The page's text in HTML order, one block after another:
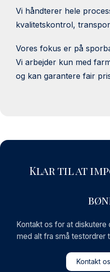
Vi håndterer hele
kvalitetskontrol,
Vores fokus er på
Vi arbejder kun med
og kan garantere fair
Klar til at
Kontakt os for at
med alt fra små testordrer
Kontakt